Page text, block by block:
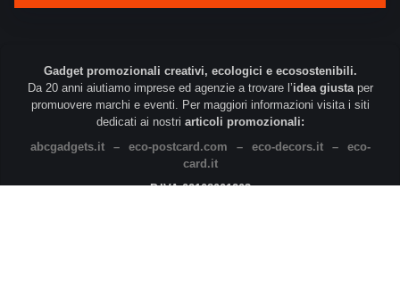
Gadget promozionali creativi, ecologici e ecosostenibili.
Da 20 anni aiutiamo imprese ed agenzie a trovare l’idea giustaper
promuovere marchi e eventi. Per maggiori informazioni visita i siti
dedicati ai nostri articoli promozionali:
abcgadgets.it
– eco-postcard.com – eco-decors.it –
eco-
card.it
P.IVA 02108001203